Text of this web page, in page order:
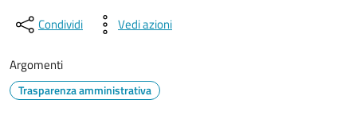
Condividi Vedi azioni
Argomenti
Trasparenza amministrativa